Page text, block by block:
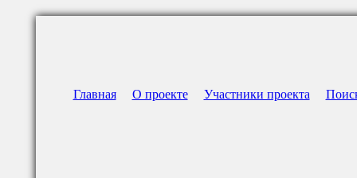
Главная О проекте Участники проекта